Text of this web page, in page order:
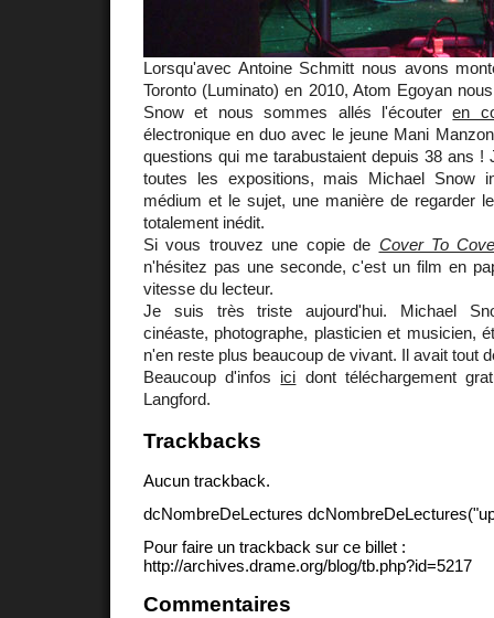
Lorsqu'avec Antoine Schmitt nous avons
Toronto (Luminato) en 2010, Atom Egoyan
Snow et nous sommes allés l'écouteren
électronique en duo avec le jeune Mani
questions qui me tarabustaient depuis 38 ans !
toutes les expositions, mais Michael Snow
médium et le sujet, une manière de regarder
totalement inédit.
Si vous trouvez une copie de Cover To
n'hésitez pas une seconde, c'est un film en
vitesse du lecteur.
Je suis très triste aujourd'hui. Michael
cinéaste, photographe, plasticien et musicien,
n'en reste plus beaucoup de vivant. Il avait tout
Beaucoup d'infos ici dont téléchargement
Langford.
Trackbacks
Aucun trackback.
dcNombreDeLectures
Pour faire un trackback sur ce billet :
http://archives.drame.org/blog/tb.php?id=5217
Commentaires